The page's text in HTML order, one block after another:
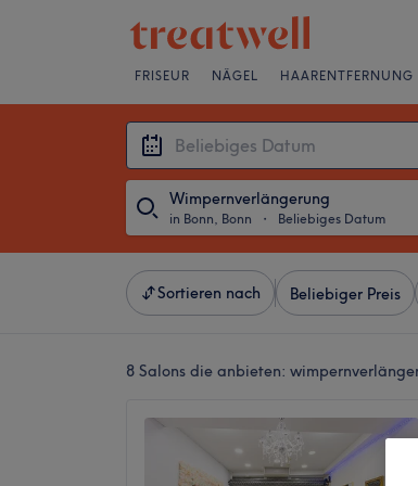
FRISEUR NÄGEL HAARENTFERNUNG
Wimpernverlängerung
in Bonn, Bonn ・ Beliebiges Datum
Sortieren nach Beliebiger Preis
8 Salons die anbieten: